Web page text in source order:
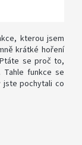
kterou jsem
krátké hoření
se proč to,
Tahle funkce se
pochytali co